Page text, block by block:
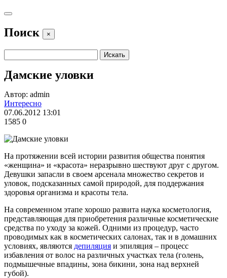
Поиск ×
Дамские уловки
Автор: admin
Интересно
07.06.2012 13:01
1585 0
На протяжении всей истории развития общества понятия
«женщина» и «красота» неразрывно шествуют друг с другом.
Девушки запасли в своем арсенала множество секретов и
уловок, подсказанных самой природой, для поддержания
здоровья организма и красоты тела.
На современном этапе хорошо развита наука косметология,
представляющая для приобретения различные косметические
средства по уходу за кожей. Одними из процедур, часто
проводимых как в косметических салонах, так и в домашних
условиях, являются депиляция и эпиляция – процесс
избавления от волос на различных участках тела (голень,
подмышечные впадины, зона бикини, зона над верхней
губой).